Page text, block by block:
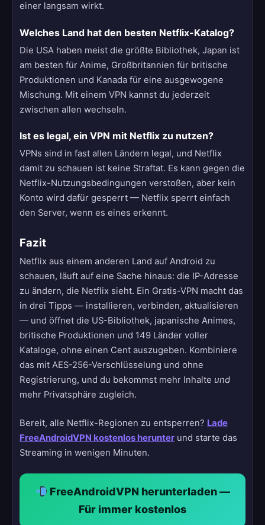
einer langsam wirkt.
Welches Land hat den besten Netflix-Katalog?
Die USA haben meist die größte Bibliothek, Japan ist
am besten für Anime, Großbritannien für britische
Produktionen und Kanada für eine ausgewogene
Mischung. Mit einem VPN kannst du jederzeit
zwischen allen wechseln.
Ist es legal, ein VPN mit Netflix zu nutzen?
VPNs sind in fast allen Ländern legal, und Netflix
damit zu schauen ist keine Straftat. Es kann gegen die
Netflix-Nutzungsbedingungen verstoßen, aber kein
Konto wird dafür gesperrt — Netflix sperrt einfach
den Server, wenn es eines erkennt.
Fazit
Netflix aus einem anderen Land auf Android zu
schauen, läuft auf eine Sache hinaus: die IP-Adresse
zu ändern, die Netflix sieht. Ein Gratis-VPN macht das
in drei Tipps — installieren, verbinden, aktualisieren
— und öffnet die US-Bibliothek, japanische Animes,
britische Produktionen und 149 Länder voller
Kataloge, ohne einen Cent auszugeben. Kombiniere
das mit AES-256-Verschlüsselung und ohne
Registrierung, und du bekommst mehr Inhalte und
mehr Privatsphäre zugleich.
Bereit, alle Netflix-Regionen zu entsperren? Lade
FreeAndroidVPN kostenlos herunter und starte das
Streaming in wenigen Minuten.
FreeAndroidVPN herunterladen —
Für immer kostenlos